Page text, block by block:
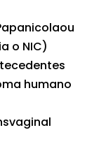
o NIC)
humano